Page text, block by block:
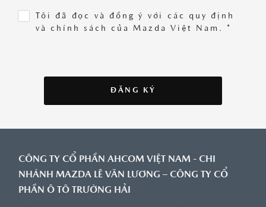
Tôi đã đọc và đồng ý với các quy định
và chính sách của Mazda Việt Nam. *
ĐĂNG KÝ
CÔNG TY CỔ PHẦN AHCOM VIỆT NAM - CHI
NHÁNH MAZDA LÊ VĂN LƯƠNG – CÔNG TY CỔ
PHẦN Ô TÔ TRƯỜNG HẢI